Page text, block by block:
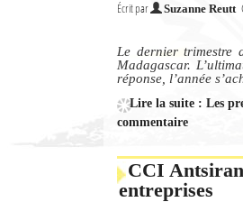
Écrit par Suzanne Reutt
Le dernier trimestre
Madagascar.
réponse, l’année
Lire la suite : Les
commentaire
CCI
entreprises